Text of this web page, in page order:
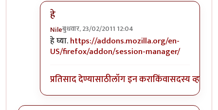
हे
Nileबुधवार, 23/02/2011 12:04
In reply toलिंक द्याल का प्लिज ? वापरुनby
हे घ्या.https://addons.mozilla.org/en-
US/firefox/addon/session-manager/
प्रतिसाद देण्यासाठीलॉग इन कराकिंवासदस्य व्हा